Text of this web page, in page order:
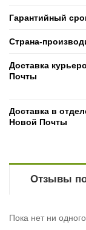
Гарантийный
Страна-
Доставка
Почты
Доставка в
Новой Почты
Отзывы
Пока нет ни